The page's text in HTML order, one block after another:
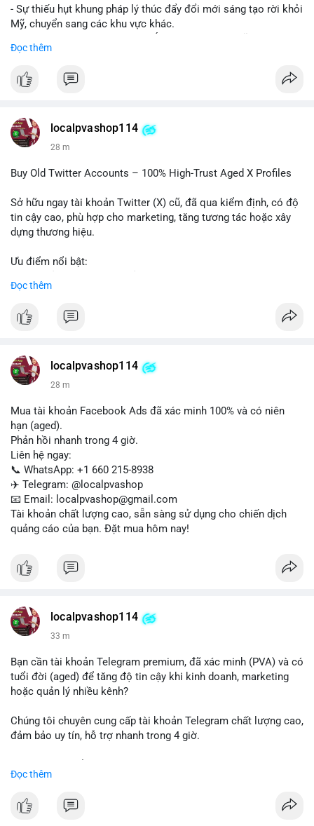
- Sự thiếu hụt khung pháp lý thúc đẩy đổi mới sáng tạo rời khỏi
Mỹ, chuyển sang các khu vực khác.
trường khi Mỹ còn đang lúng túng về luật pháp.
#binancesquare #blockchain
#vlikevn #titanbot
📰 Nguồn: Cointelegraph
Đọc thêm
localpvashop114
28 m
Buy Old Twitter Accounts – 100% High-Trust Aged X Profiles
Sở hữu ngay tài khoản Twitter (X) cũ, đã qua kiểm định, có độ
tin cậy cao, phù hợp cho marketing, tăng tương tác hoặc xây
dựng thương hiệu.
Ưu điểm nổi bật:
- Hồ sơ hoàn chỉnh, giảm nguy cơ bị khóa
✈️ Telegram: @localpvashop
📧 Email: localpvashop@gmail.com
Đọc thêm
localpvashop114
28 m
Mua tài khoản Facebook Ads đã xác minh 100% và có niên
hạn (aged).
Phản hồi nhanh trong 4 giờ.
Liên hệ ngay:
📞 WhatsApp: +1 660 215-8938
✈️ Telegram: @localpvashop
📧 Email: localpvashop@gmail.com
Tài khoản chất lượng cao, sẵn sàng sử dụng cho chiến dịch
quảng cáo của bạn. Đặt mua hôm nay!
localpvashop114
33 m
Bạn cần tài khoản Telegram premium, đã xác minh (PVA) và có
tuổi đời (aged) để tăng độ tin cậy khi kinh doanh, marketing
hoặc quản lý nhiều kênh?
Chúng tôi chuyên cung cấp tài khoản Telegram chất lượng cao,
đảm bảo uy tín, hỗ trợ nhanh trong 4 giờ.
📞 WhatsApp: +1 660 215-8938
📧 Email: localpvashop@gmail.com
Đọc thêm